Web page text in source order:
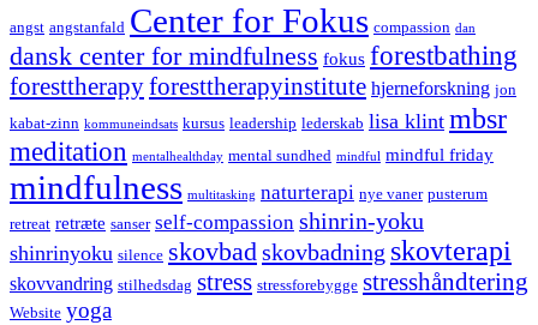
angst angstanfald Center for Fokus compassion dan
dansk center for mindfulness fokus forestbathing
foresttherapyforesttherapyinstitute hjerneforskning jon
kabat-zinn kommuneindsats kursus leadership lederskab lisa klint mbsr
meditation mentalhealthday mental sundhed mindful mindful friday
mindfulness multitasking naturterapi nye vaner pusterum
retreat retræte sanser self-compassion shinrin-yoku
shinrinyoku silence skovbadskovbadning skovterapi
skovvandring stilhedsdag stress stressforebygge stresshåndtering
Website yoga